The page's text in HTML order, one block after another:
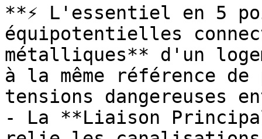
**⚡ L'essentiel en 5
équipotentielles
métalliques** d'un
à la même référence
tensions dangereuses
- La **Liaison